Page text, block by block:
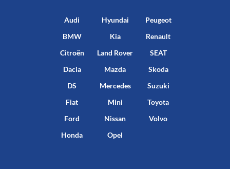
Audi
BMW
Citroën
Dacia
DS
Fiat
Ford
Honda
Hyundai
Kia
Land Rover
Mazda
Mercedes
Mini
Nissan
Opel
Peugeot
Renault
SEAT
Skoda
Suzuki
Toyota
Volvo